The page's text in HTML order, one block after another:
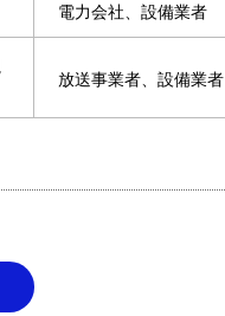
電力会社、設備業者
放送事業者、設備業者